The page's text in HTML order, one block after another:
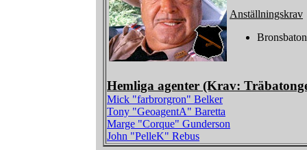
Anställningskrav
Hemliga agenter (Krav:
Mick "farbrorgron" Belker
Tony "GeoagentA" Baretta
Marge "Corque" Gunderson
John "PelleK" Rebus